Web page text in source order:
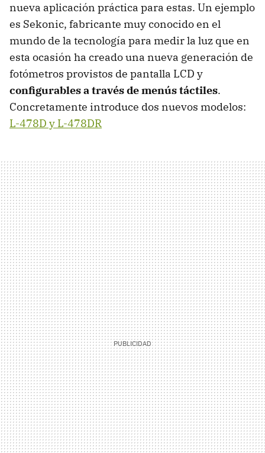
nueva aplicación práctica para estas. Un ejemplo
es Sekonic, fabricante muy conocido en el
mundo de la tecnología para medir la luz que en
esta ocasión ha creado una nueva generación de
fotómetros provistos de pantalla LCD y
configurables a través de menús táctiles.
Concretamente introduce dos nuevos modelos:
L-478D y L-478DR